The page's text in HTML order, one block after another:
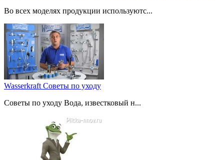
Во всех моделях продукции используютс...
Wasserkraft Советы по уходу
Советы по уходу Вода, известковый н...